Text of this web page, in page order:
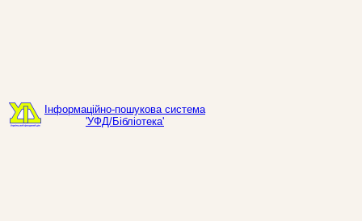
Інформаційно-пошукова система
'УФД/Бібліотека'